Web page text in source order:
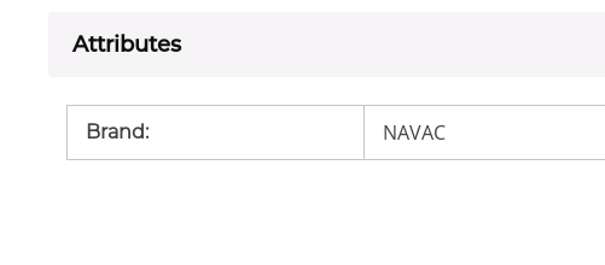
Attributes
Brand: NAVAC